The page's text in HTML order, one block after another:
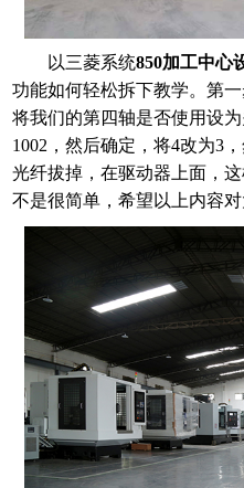
以三菱系统850加工中心
功能如何轻松拆下教学。第
将我们的第四轴是否使用设
1002，然后确定，将4改为3
光纤拔掉，在驱动器上面，
不是很简单，希望以上内容对